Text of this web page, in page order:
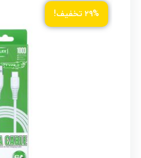
۲۹% تخفیف!